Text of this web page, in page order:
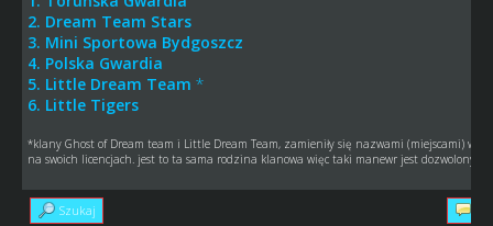
2. Dream Team Stars
3. Mini Sportowa Bydgoszcz
4. Polska Gwardia
5. Little Dream Team *
6. Little Tigers
*klany Ghost of Dream team i Little Dream Team, zamieniły się nazwami (miejscami)
na swoich licencjach. jest to ta sama rodzina klanowa więc taki manewr jest dozwolony
Szukaj